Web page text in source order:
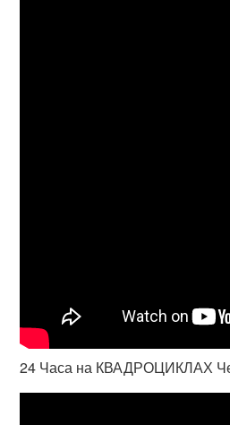
24 Часа на КВАДРОЦИКЛАХ